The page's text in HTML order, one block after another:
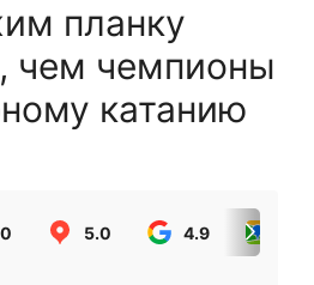
планку
чем чемпионы
катанию
5.0 4.9